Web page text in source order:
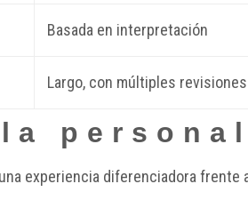
Basada en interpretación
Largo, con múltiples revisiones
experiencia diferenciadora frente